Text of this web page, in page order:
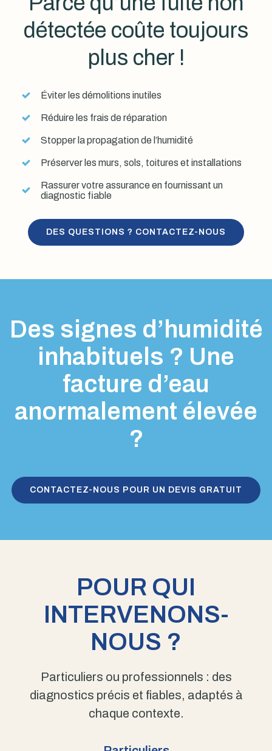
détectée coûte toujours
plus cher !
Éviter les démolitions inutiles
Réduire les frais de réparation
Stopper la propagation de l’humidité
Préserver les murs, sols, toitures et installations
Rassurer votre assurance en fournissant un
diagnostic fiable
DES QUESTIONS ? CONTACTEZ-NOUS
Des signes d’humidité
inhabituels ? Une
facture d’eau
anormalement élevée
?
CONTACTEZ-NOUS POUR UN DEVIS GRATUIT
POUR QUI
INTERVENONS-
NOUS ?
Particuliers ou professionnels : des
diagnostics précis et fiables, adaptés à
chaque contexte.